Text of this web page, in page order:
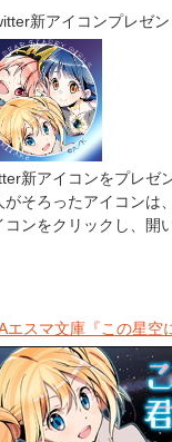
新アイコンプレゼ
新アイコンをプレゼ
がそろったアイコンは
コンをクリックし、開
エスマ文庫『この星空